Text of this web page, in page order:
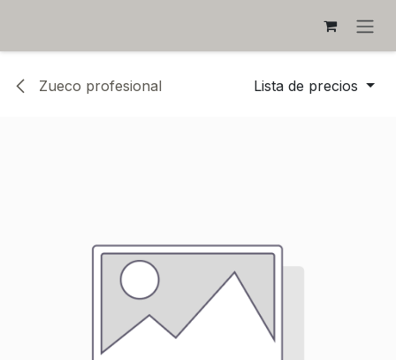
Zueco profesional Lista de precios